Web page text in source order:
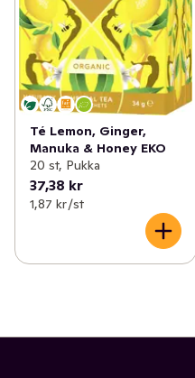
Té Lemon, Ginger,
Manuka & Honey EKO
20 st, Pukka
37,38 kr
1,87 kr /st